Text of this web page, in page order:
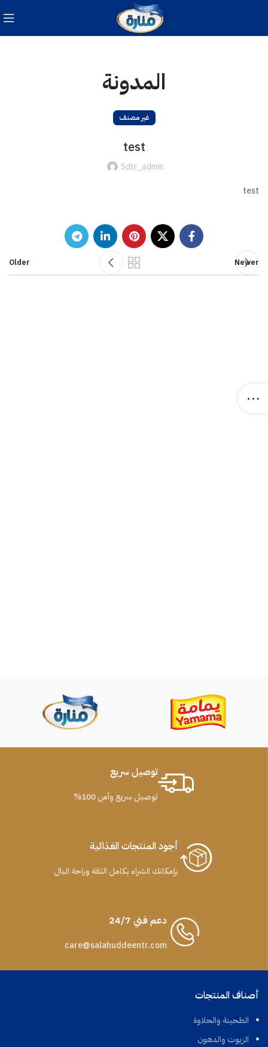
المدونة
غير مصنف
test
Sdtr_admin
test
Newer
Older
توصيل سريع
توصيل سريع وآمن 100%
أجود المنتجات الغذائية
بإمكانك الشراء بكامل الثقة وراحة البال
دعم فني 24/7
care@salahuddeentr.com
أصناف المنتجات
الطحينة والحلاوة
الزيوت والدهون